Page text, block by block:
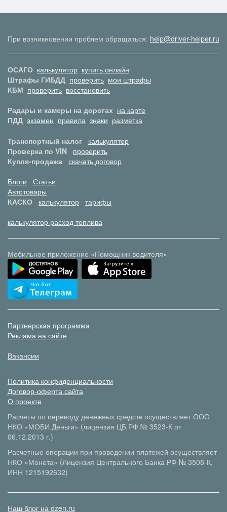
При возникновении проблем обращаться: help@driver-helper.ru
ОСАГО калькулятор купить онлайн
Штрафы ГИБДД проверить мои штрафы
КБМ проверить восстановить
Радары и камеры на дорогах на карте
ПДД экзамен правила знаки разметка
Транспортный налог
калькулятор
Проверка по VIN
проверить
Купля-продажа скачать договор
Блоги
Статьи
Автотовары
КАСКО
калькулятор тарифы
калькулятор расход топлива
Мобильное приложение «Помощник водителя»
Партнерская программа
Реклама на сайте
Вакансии
Политика конфиденциальности
Договор-оферта сайта
О проекте
Расчеты по переводу денежных средств осуществляет ООО
НКО «МОБИ.Деньги» (лицензия ЦБ РФ № 3523-К от
06.12.2013 г.)
Расчетные операции при проведении платежей осуществляет
НКО «Монета» (Лицензия Центрального Банка РФ № 3508-К,
ИНН 1215192632)
Наш блог на dzen.ru